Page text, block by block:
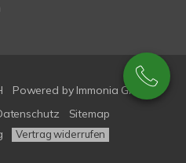
Powered by Immonia GmbH
Sitemap
Vertrag widerrufen